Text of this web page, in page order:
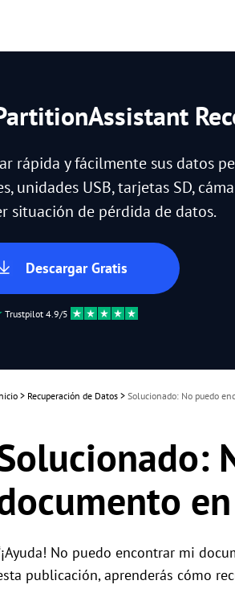
rápida y fácilmente sus datos
unidades USB, tarjetas SD,
situación de pérdida de datos.
Descargar Gratis
Trustpilot 4.9/5
> Recuperación de Datos > Solucionado: No puedo
No puedo encontrar mi
publicación, aprenderás cómo